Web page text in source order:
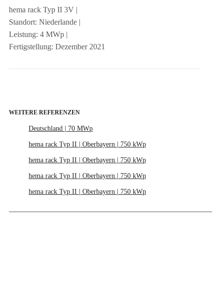
hema rack Typ II 3V |
Standort: Niederlande |
Leistung: 4 MWp |
Fertigstellung: Dezember 2021
WEITERE REFERENZEN
Deutschland | 70 MWp
hema rack Typ II | Oberbayern | 750 kWp
hema rack Typ II | Oberbayern | 750 kWp
hema rack Typ II | Oberbayern | 750 kWp
hema rack Typ II | Oberbayern | 750 kWp